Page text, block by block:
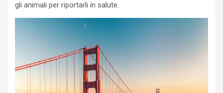
gli animali per riportarli in salute.